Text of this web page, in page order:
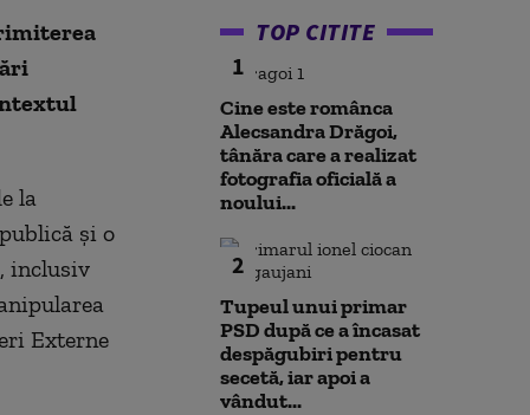
la
şi o
inclusiv
Externe
TOP CITITE
1
Cine este românca
Alecsandra Drăgoi,
tânăra care a realizat
fotografia oficială a
noului...
2
Tupeul unui primar
PSD după ce a încasat
despăgubiri pentru
secetă, iar apoi a
vândut...